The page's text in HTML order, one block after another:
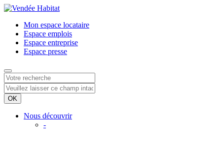
Mon espace locataire
Espace emplois
Espace entreprise
Espace presse
Nous découvrir
-